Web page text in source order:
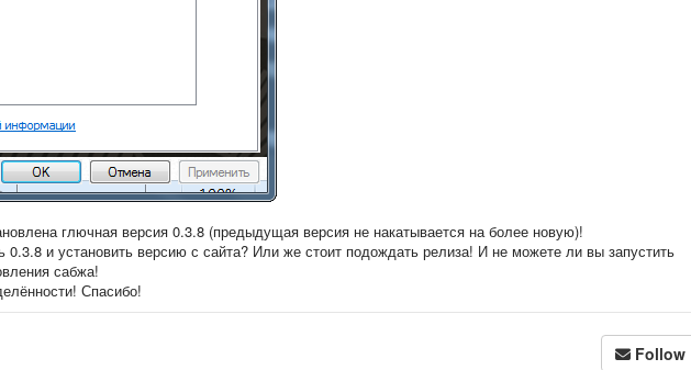
глючная версия 0.3.8 (предыдущая версия не накатывается на более новую)!
и установить версию с сайта? Или же стоит подождать релиза! И не можете ли вы запустить
сабжа!
Спасибо!
Follow